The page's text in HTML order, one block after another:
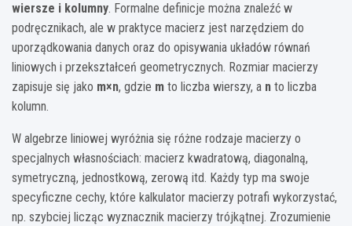
wiersze i kolumny. Formalne definicje można znaleźć w
podręcznikach, ale w praktyce macierz jest narzędziem do
uporządkowania danych oraz do opisywania układów równań
liniowych i przekształceń geometrycznych. Rozmiar macierzy
zapisuje się jako m×n, gdzie m to liczba wierszy, a n to liczba
kolumn.
W algebrze liniowej wyróżnia się różne rodzaje macierzy o
specjalnych własnościach: macierz kwadratową, diagonalną,
symetryczną, jednostkową, zerową itd. Każdy typ ma swoje
specyficzne cechy, które kalkulator macierzy potrafi wykorzystać,
np. szybciej licząc wyznacznik macierzy trójkątnej. Zrozumienie